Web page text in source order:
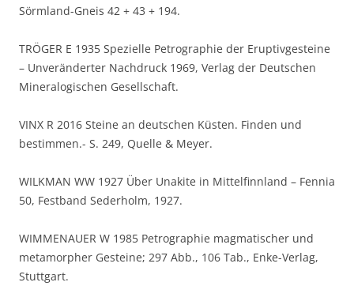
Sörmland-Gneis 42 + 43 + 194.
TRÖGER E 1935 Spezielle Petrographie der Eruptivgesteine
– Unveränderter Nachdruck 1969, Verlag der Deutschen
Mineralogischen Gesellschaft.
VINX R 2016 Steine an deutschen Küsten. Finden und
bestimmen.- S. 249, Quelle & Meyer.
WILKMAN WW 1927 Über Unakite in Mittelfinnland – Fennia
50, Festband Sederholm, 1927.
WIMMENAUER W 1985 Petrographie magmatischer und
metamorpher Gesteine; 297 Abb., 106 Tab., Enke-Verlag,
Stuttgart.